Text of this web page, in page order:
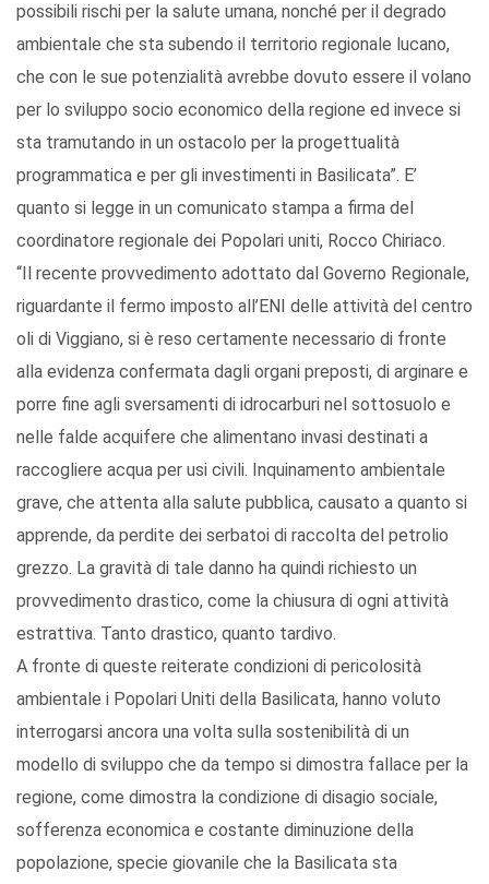
possibili rischi per la salute umana, nonché per il degrado
ambientale che sta subendo il territorio regionale lucano,
che con le sue potenzialità avrebbe dovuto essere il volano
per lo sviluppo socio economico della regione ed invece si
sta tramutando in un ostacolo per la progettualità
programmatica e per gli investimenti in Basilicata”. E’
quanto si legge in un comunicato stampa a firma del
coordinatore regionale dei Popolari uniti, Rocco Chiriaco.
“Il recente provvedimento adottato dal Governo Regionale,
riguardante il fermo imposto all’ENI delle attività del centro
oli di Viggiano, si è reso certamente necessario di fronte
alla evidenza confermata dagli organi preposti, di arginare e
porre fine agli sversamenti di idrocarburi nel sottosuolo e
nelle falde acquifere che alimentano invasi destinati a
raccogliere acqua per usi civili. Inquinamento ambientale
grave, che attenta alla salute pubblica, causato a quanto si
apprende, da perdite dei serbatoi di raccolta del petrolio
grezzo. La gravità di tale danno ha quindi richiesto un
provvedimento drastico, come la chiusura di ogni attività
estrattiva. Tanto drastico, quanto tardivo.
A fronte di queste reiterate condizioni di pericolosità
ambientale i Popolari Uniti della Basilicata, hanno voluto
interrogarsi ancora una volta sulla sostenibilità di un
modello di sviluppo che da tempo si dimostra fallace per la
regione, come dimostra la condizione di disagio sociale,
sofferenza economica e costante diminuzione della
popolazione, specie giovanile che la Basilicata sta